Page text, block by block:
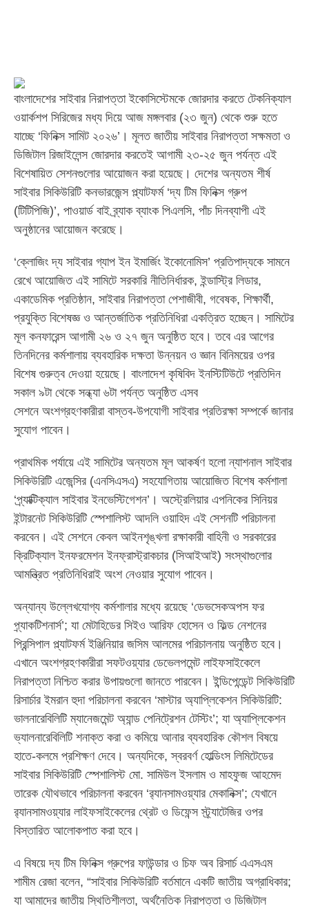
বাংলাদেশের সাইবার নিরাপত্তা ইকোসিস্টেমকে জোরদার করতে টেকনিক্যাল
ওয়ার্কশপ সিরিজের মধ্য দিয়ে আজ মঙ্গলবার (২৩ জুন) থেকে শুরু হতে
যাচ্ছে ‘ফিনিক্স সামিট ২০২৬’। মূলত জাতীয় সাইবার নিরাপত্তা সক্ষমতা ও
ডিজিটাল রিজাইলেন্স জোরদার করতেই আগামী ২৩-২৫ জুন পর্যন্ত এই
বিশেষায়িত সেশনগুলোর আয়োজন করা হয়েছে। দেশের অন্যতম শীর্ষ
সাইবার সিকিউরিটি কনভারজেন্স প্ল্যাটফর্ম ‘দ্য টিম ফিনিক্স গ্রুপ
(টিটিপিজি)’, পাওয়ার্ড বাই ব্র্যাক ব্যাংক পিএলসি, পাঁচ দিনব্যাপী এই
অনুষ্ঠানের আয়োজন করেছে।
‘ক্লোজিং দ্য সাইবার গ্যাপ ইন ইমার্জিং ইকোনোমিস’ প্রতিপাদ্যকে সামনে
রেখে আয়োজিত এই সামিটে সরকারি নীতিনির্ধারক, ইন্ডাস্ট্রি লিডার,
একাডেমিক প্রতিষ্ঠান, সাইবার নিরাপত্তা পেশাজীবী, গবেষক, শিক্ষার্থী,
প্রযুক্তি বিশেষজ্ঞ ও আন্তর্জাতিক প্রতিনিধিরা একত্রিত হচ্ছেন। সামিটের
মূল কনফারেন্স আগামী ২৬ ও ২৭ জুন অনুষ্ঠিত হবে। তবে এর আগের
তিনদিনের কর্মশালায় ব্যবহারিক দক্ষতা উন্নয়ন ও জ্ঞান বিনিময়ের ওপর
বিশেষ গুরুত্ব দেওয়া হয়েছে। বাংলাদেশ কৃষিবিদ ইনস্টিটিউটে প্রতিদিন
সকাল ৯টা থেকে সন্ধ্যা ৬টা পর্যন্ত অনুষ্ঠিত এসব
সেশনে অংশগ্রহণকারীরা বাস্তব-উপযোগী সাইবার প্রতিরক্ষা সম্পর্কে জানার
সুযোগ পাবেন।
প্রাথমিক পর্যায়ে এই সামিটের অন্যতম মূল আকর্ষণ হলো ন্যাশনাল সাইবার
সিকিউরিটি এজেন্সির (এনসিএসএ) সহযোগিতায় আয়োজিত বিশেষ কর্মশালা
‘প্র্যাক্টিক্যাল সাইবার ইনভেস্টিগেশন’। অস্ট্রেলিয়ার এপনিকের সিনিয়র
ইন্টারনেট সিকিউরিটি স্পেশালিস্ট আদলি ওয়াহিদ এই সেশনটি পরিচালনা
করবেন। এই সেশনে কেবল আইনশৃঙ্খলা রক্ষাকারী বাহিনী ও সরকারের
ক্রিটিক্যাল ইনফরমেশন ইনফ্রাস্ট্রাকচার (সিআইআই) সংস্থাগুলোর
আমন্ত্রিত প্রতিনিধিরাই অংশ নেওয়ার সুযোগ পাবেন।
অন্যান্য উল্লেখযোগ্য কর্মশালার মধ্যে রয়েছে ‘ডেভসেকঅপস ফর
প্র্যাকটিশনার্স’; যা মেটাহিডের সিইও আরিফ হোসেন ও ফিল্ড নেশনের
প্রিন্সিপাল প্ল্যাটফর্ম ইঞ্জিনিয়ার জসিম আলমের পরিচালনায় অনুষ্ঠিত হবে।
এখানে অংশগ্রহণকারীরা সফটওয়্যার ডেভেলপমেন্ট লাইফসাইকেলে
নিরাপত্তা নিশ্চিত করার উপায়গুলো জানতে পারবেন। ইন্ডিপেন্ডেন্ট সিকিউরিটি
রিসার্চার ইমরান হুদা পরিচালনা করবেন ‘মাস্টার অ্যাপ্লিকেশন সিকিউরিটি:
ভালনারেবিলিটি ম্যানেজমেন্ট অ্যান্ড পেনিট্রেশন টেস্টিং’; যা অ্যাপ্লিকেশন
ভ্যালনারেবিলিটি শনাক্ত করা ও কমিয়ে আনার ব্যবহারিক কৌশল বিষয়ে
হাতে-কলমে প্রশিক্ষণ দেবে। অন্যদিকে, স্বরবর্ণ হোল্ডিংস লিমিটেডের
সাইবার সিকিউরিটি স্পেশালিস্ট মো. সামিউল ইসলাম ও মাহফুজ আহমেদ
তারেক যৌথভাবে পরিচালনা করবেন ‘র‍্যানসামওয়্যার মেকানিক্স’; যেখানে
র‍্যানসামওয়্যার লাইফসাইকেলের থ্রেট ও ডিফেন্স স্ট্র্যাটেজির ওপর
বিস্তারিত আলোকপাত করা হবে।
এ বিষয়ে দ্য টিম ফিনিক্স গ্রুপের ফাউন্ডার ও চিফ অব রিসার্চ এএসএম
শামীম রেজা বলেন, “সাইবার সিকিউরিটি বর্তমানে একটি জাতীয় অগ্রাধিকার;
যা আমাদের জাতীয় স্থিতিশীলতা, অর্থনৈতিক নিরাপত্তা ও ডিজিটাল